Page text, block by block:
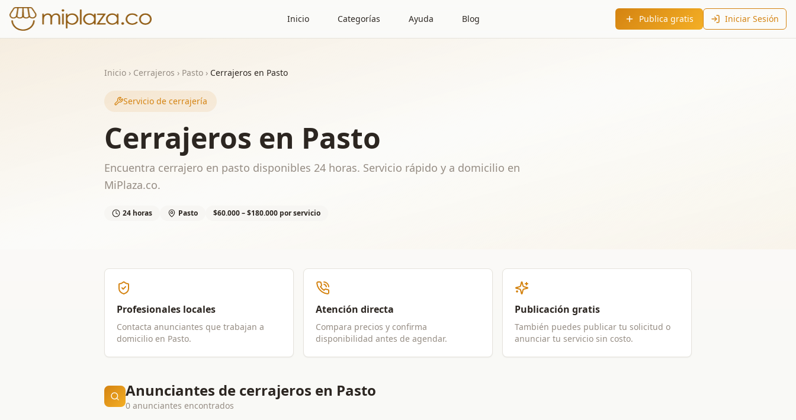
Inicio Categorías Ayuda Blog Publica gratis Iniciar Sesión
Inicio › Cerrajeros › Pasto › Cerrajeros en Pasto
Servicio de cerrajería
Cerrajeros en Pasto
Encuentra cerrajero en pasto disponibles 24 horas. Servicio rápido y a domicilio en
MiPlaza.co.
24 horas Pasto $60.000 – $180.000 por servicio
Profesionales locales
Contacta anunciantes que trabajan a
domicilio en Pasto.
Atención directa
Compara precios y confirma
disponibilidad antes de agendar.
Publicación gratis
También puedes publicar tu solicitud o
anunciar tu servicio sin costo.
Anunciantes de cerrajeros en Pasto
0 anunciantes encontrados